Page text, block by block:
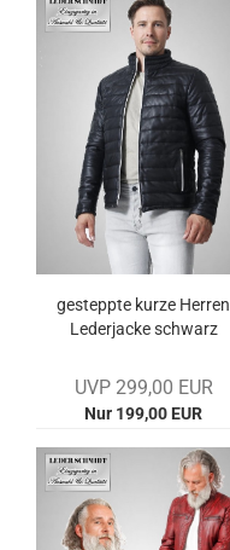
ge­stepp­te kurze Her­ren
Le­der­ja­cke schwarz
UVP 299,00 EUR
Nur 199,00 EUR